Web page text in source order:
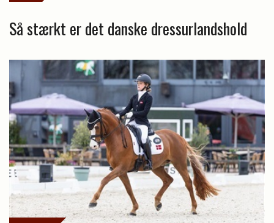
Så stærkt er det danske dressurlandshold